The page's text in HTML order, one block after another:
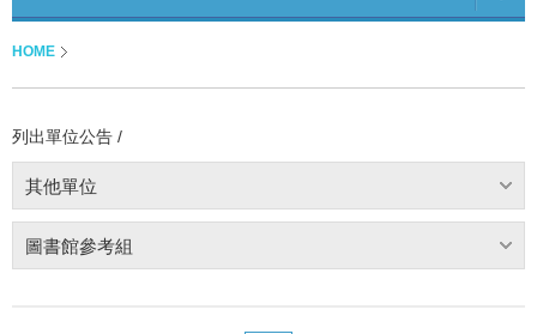
HOME
列出單位公告 /
其他單位
圖書館參考組